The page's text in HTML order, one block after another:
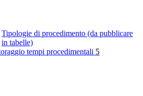
Tipologie di procedimento (da pubblicare
in tabelle)
tempi procedimentali 5